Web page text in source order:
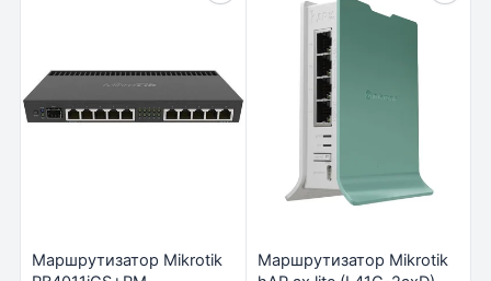
Маршрутизатор Mikrotik
Маршрутизатор Mikrotik